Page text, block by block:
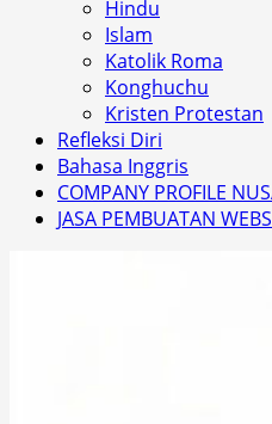
Hindu
Islam
Katolik Roma
Konghuchu
Kristen Protestan
Refleksi Diri
Bahasa Inggris
COMPANY PROFILE
JASA PEMBUATAN